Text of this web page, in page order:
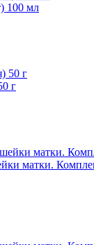
100 мл
г
матки.